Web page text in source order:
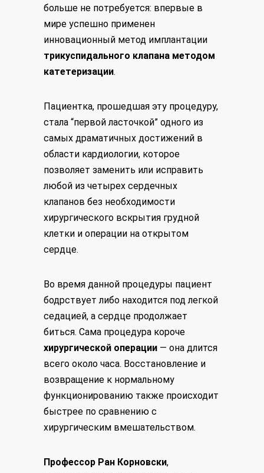
больше не потребуется: впервые в
мире успешно применен
инновационный метод имплантации
трикуспидального клапана методом
катетеризации.
Пациентка, прошедшая эту процедуру,
стала “первой ласточкой” одного из
самых драматичных достижений в
области кардиологии, которое
позволяет заменить или исправить
любой из четырех сердечных
клапанов без необходимости
хирургического вскрытия грудной
клетки и операции на открытом
сердце.
Во время данной процедуры пациент
бодрствует либо находится под легкой
седацией, а сердце продолжает
биться. Сама процедура короче
хирургической операции — она длится
всего около часа. Восстановление и
возвращение к нормальному
функционированию также происходит
быстрее по сравнению с
хирургическим вмешательством.
Профессор Ран Корновски,